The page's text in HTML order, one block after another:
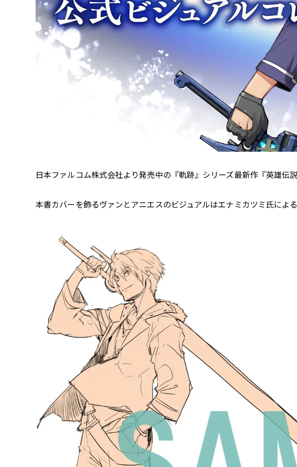
日本ファルコム株式会社より発売中の『軌跡』シリーズ最新作『英雄伝
本書カバーを飾るヴァンとアニエスのビジュアルはエナミカツミ氏によ